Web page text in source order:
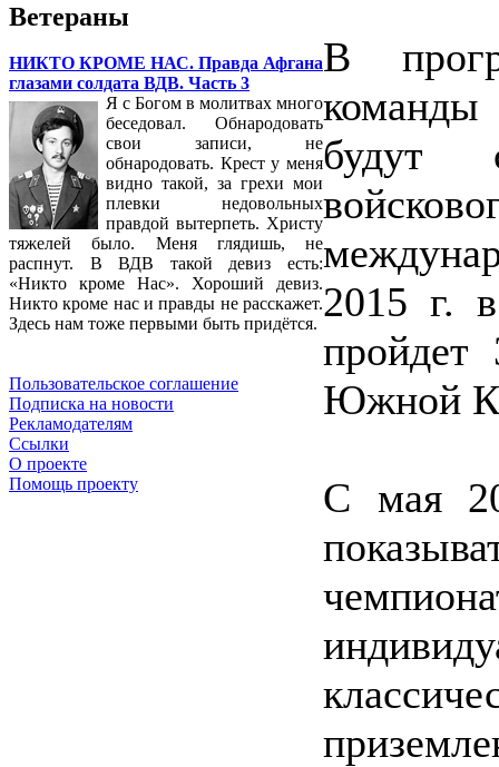
Ветераны
НИКТО КРОМЕ НАС. Правда Афгана
глазами солдата ВДВ. Часть 3
Я с Богом в молитвах много
беседовал. Обнародовать
свои записи, не
обнародовать. Крест у меня
видно такой, за грехи мои
плевки недовольных
правдой вытерпеть. Христу
тяжелей было. Меня глядишь, не
распнут. В ВДВ такой девиз есть:
«Никто кроме Нас». Хороший девиз.
Никто кроме нас и правды не расскажет.
Здесь нам тоже первыми быть придётся.
Пользовательское соглашение
Подписка на новости
Рекламодателям
Ссылки
О проекте
Помощь проекту
В
будут
2015 г.
Южной
С мая